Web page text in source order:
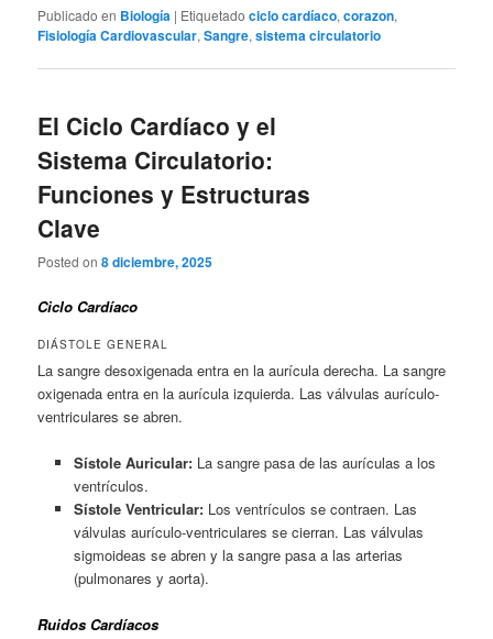
Publicado en Biología | Etiquetado ciclo cardíaco,corazon,
Fisiología Cardiovascular,Sangre,sistema circulatorio
El Ciclo Cardíaco y el
Sistema Circulatorio:
Funciones y Estructuras
Clave
Posted on8 diciembre, 2025
Ciclo Cardíaco
DIÁSTOLE GENERAL
La sangre desoxigenada entra en la aurícula derecha. La sangre
oxigenada entra en la aurícula izquierda. Las válvulas aurículo-
ventriculares se abren.
Sístole Auricular:La sangre pasa de las aurículas a los
ventrículos.
Sístole Ventricular:Los ventrículos se contraen. Las
válvulas aurículo-ventriculares se cierran. Las válvulas
sigmoideas se abren y la sangre pasa a las arterias
(pulmonares y aorta).
Ruidos Cardíacos